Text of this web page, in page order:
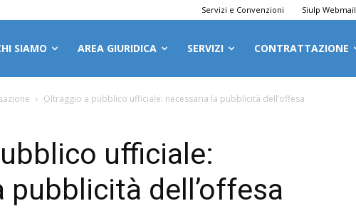
Servizi e Convenzioni Siulp Webmail
SIAMO AREA GIURIDICA SERVIZI CONTRATTAZIONE
Oltraggio a pubblico ufficiale: necessaria la pubblicità dell’offesa
ufficiale:
pubblicità dell’offesa